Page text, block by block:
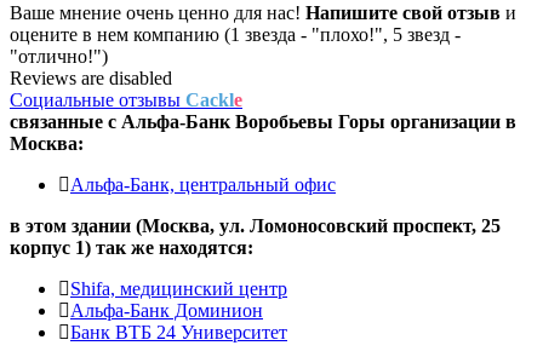
Ваше мнение очень ценно для нас! Напишите свой отзыв и
оцените в нем компанию (1 звезда - "плохо!", 5 звезд -
"отлично!")
Reviews are disabled
Социальные отзывы Cackle
связанные с Альфа-Банк Воробьевы Горы организации в
Москва:
Альфа-Банк, центральный офис
в этом здании (Москва, ул. Ломоносовский проспект, 25
корпус 1) так же находятся:
Shifa, медицинский центр
Альфа-Банк Доминион
Банк ВТБ 24 Университет